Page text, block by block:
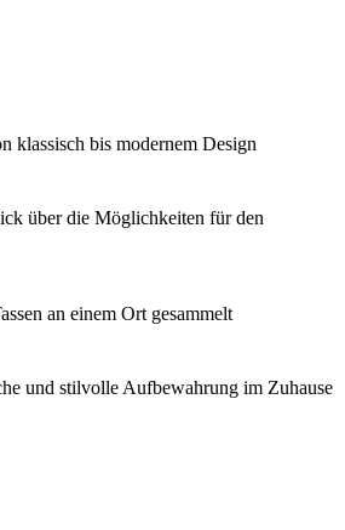
klassisch bis modernem Design
über die Möglichkeiten für den
an einem Ort gesammelt
und stilvolle Aufbewahrung im Zuhause